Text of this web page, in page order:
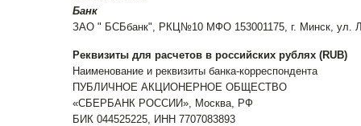
Банк
ЗАО " БСБбанк", РКЦ№10 МФО 153001175, г. Минск, ул.
Реквизиты для расчетов в российских рублях (RUB)
Наименование и реквизиты банка-корреспондента
ПУБЛИЧНОЕ АКЦИОНЕРНОЕ ОБЩЕСТВО
«СБЕРБАНК РОССИИ», Москва, РФ
БИК 044525225, ИНН 7707083893